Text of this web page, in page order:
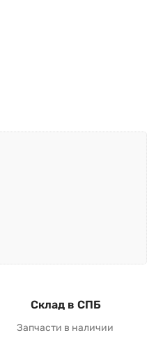
Склад в СПБ
Запчасти в наличии